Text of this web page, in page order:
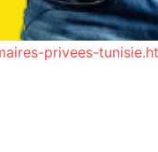
privees-